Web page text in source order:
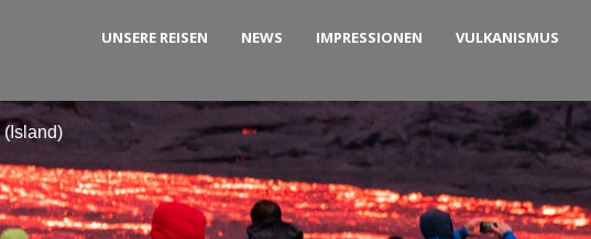
UNSERE REISEN NEWS IMPRESSIONEN VULKANISMUS